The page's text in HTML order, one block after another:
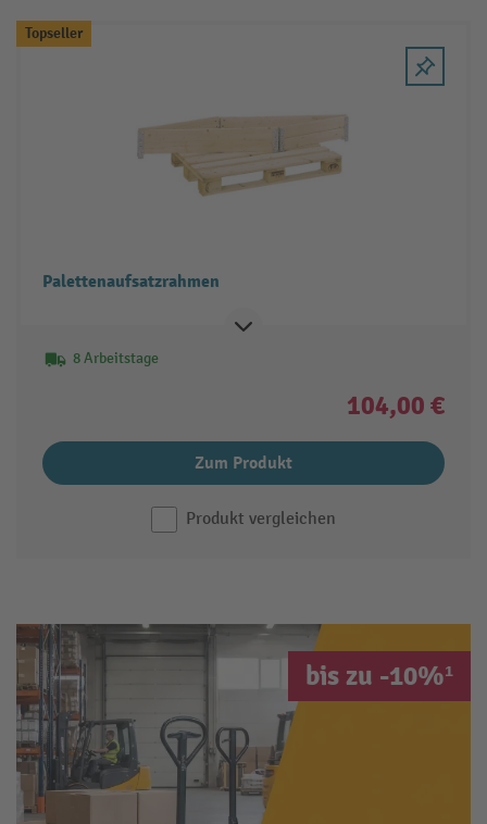
Topseller
Palettenaufsatzrahmen
8 Arbeitstage
104,00 €
Zum Produkt
Produkt vergleichen
bis zu -10%¹